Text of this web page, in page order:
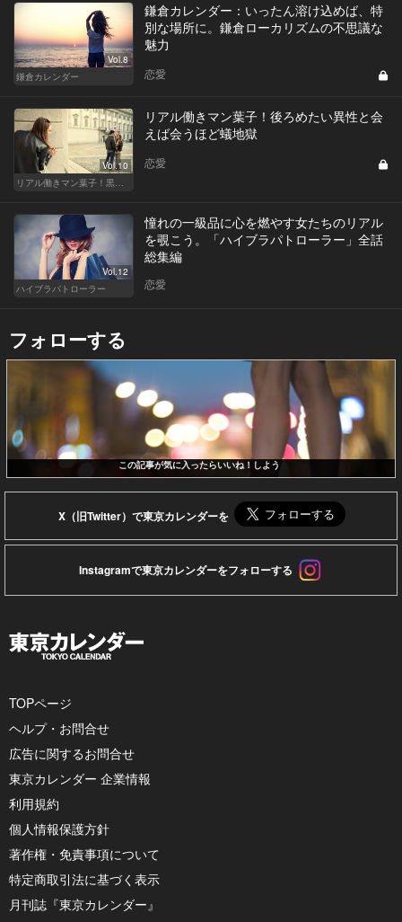
Vol.8
鎌倉カレンダー
鎌倉カレンダー：いったん溶け込めば、特
別な場所に。鎌倉ローカリズムの不思議な
魅力
恋愛
Vol.10
リアル働きマン葉子！黒革の編集手帳 written by 内埜さくら
リアル働きマン葉子！後ろめたい異性と会
えば会うほど蟻地獄
恋愛
Vol.12
ハイブラパトローラー
憧れの一級品に心を燃やす女たちのリアル
を覗こう。「ハイブラパトローラー」全話
総集編
恋愛
フォローする
この記事が気に入ったらいいね！しよう
X（旧Twitter）で東京カレンダーを
Instagramで東京カレンダーをフォローする
TOPページ
ヘルプ・お問合せ
広告に関するお問合せ
東京カレンダー 企業情報
利用規約
個人情報保護方針
著作権・免責事項について
特定商取引法に基づく表示
月刊誌『東京カレンダー』